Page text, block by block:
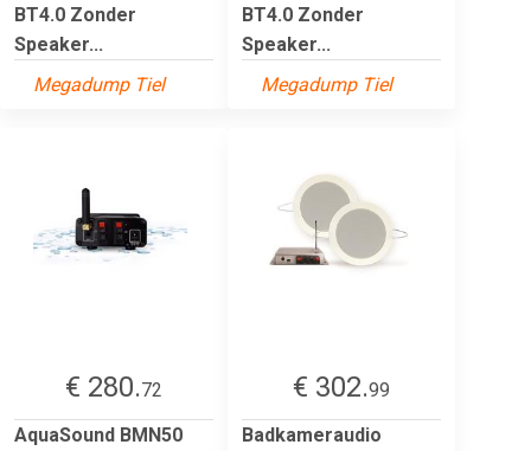
BT4.0 Zonder
Speaker...
Megadump Tiel
BT4.0 Zonder
Speaker...
Megadump Tiel
€ 280.72
AquaSound BMN50
€ 302.99
Badkameraudio